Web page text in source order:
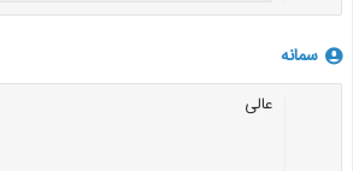
سمانه
عالی